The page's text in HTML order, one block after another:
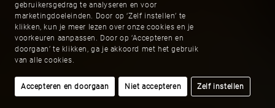
gebruikersgedrag te analyseren en voor
marketingdoeleinden. Door op ‘Zelf instellen’ te
klikken, kun je meer lezen over onze cookies en je
voorkeuren aanpassen. Door op ‘Accepteren en
doorgaan’ te klikken, ga je akkoord met het gebruik
van alle cookies.
Accepteren en doorgaan Niet accepteren Zelf instellen